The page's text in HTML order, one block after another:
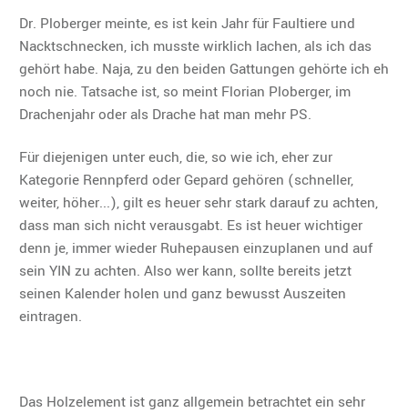
Dr. Ploberger meinte, es ist kein Jahr für Faultiere und
Nacktschnecken, ich musste wirklich lachen, als ich das
gehört habe. Naja, zu den beiden Gattungen gehörte ich eh
noch nie. Tatsache ist, so meint Florian Ploberger, im
Drachenjahr oder als Drache hat man mehr PS.
Für diejenigen unter euch, die, so wie ich, eher zur
Kategorie Rennpferd oder Gepard gehören (schneller,
weiter, höher...), gilt es heuer sehr stark darauf zu achten,
dass man sich nicht verausgabt. Es ist heuer wichtiger
denn je, immer wieder Ruhepausen einzuplanen und auf
sein YIN zu achten. Also wer kann, sollte bereits jetzt
seinen Kalender holen und ganz bewusst Auszeiten
eintragen.
Das Holzelement ist ganz allgemein betrachtet ein sehr